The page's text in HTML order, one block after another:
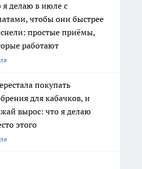
я делаю в июле с
чтобы они быстрее
простые приёмы,
работают
покупать
для кабачков, и
вырос: что я делаю
этого